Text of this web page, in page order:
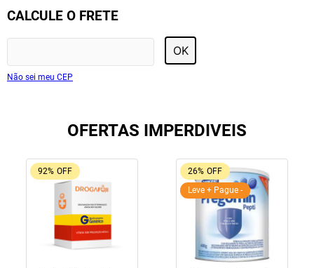
CALCULE O FRETE
OK
Não sei meu CEP
OFERTAS IMPERDIVEIS
92% OFF 26% OFF
Leve + Pague -